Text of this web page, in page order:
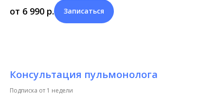
от 6 990 р. Записаться
Консультация пульмонолога
Подписка от 1 недели